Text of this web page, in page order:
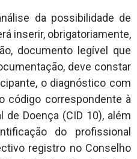
da possibilidade de
inserir, obrigatoriamente,
documento legível que
deve constar
o diagnóstico com
código correspondente à
de Doença (CID 10), além
do profissional
registro no Conselho